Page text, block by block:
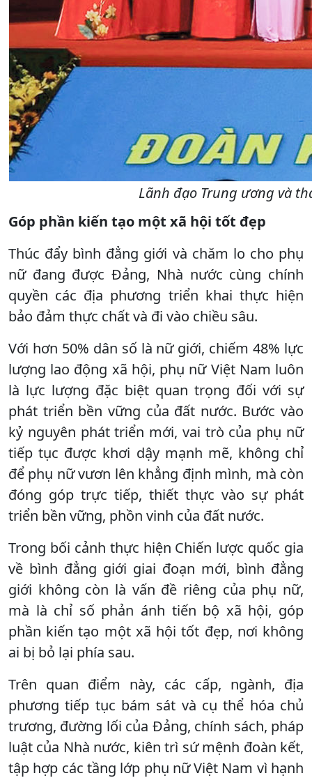
Lãnh đạo Trung ương và
Góp phần kiến tạo một xã hội tốt đẹp
Thúc đẩy bình đẳng giới và chăm lo cho phụ
nữ đang được Đảng, Nhà nước cùng chính
quyền các địa phương triển khai thực hiện
bảo đảm thực chất và đi vào chiều sâu.
Với hơn 50% dân số là nữ giới, chiếm 48% lực
lượng lao động xã hội, phụ nữ Việt Nam luôn
là lực lượng đặc biệt quan trọng đối với sự
phát triển bền vững của đất nước. Bước vào
kỷ nguyên phát triển mới, vai trò của phụ nữ
tiếp tục được khơi dậy mạnh mẽ, không chỉ
để phụ nữ vươn lên khẳng định mình, mà còn
đóng góp trực tiếp, thiết thực vào sự phát
triển bền vững, phồn vinh của đất nước.
Trong bối cảnh thực hiện Chiến lược quốc gia
về bình đẳng giới giai đoạn mới, bình đẳng
giới không còn là vấn đề riêng của phụ nữ,
mà là chỉ số phản ánh tiến bộ xã hội, góp
phần kiến tạo một xã hội tốt đẹp, nơi không
ai bị bỏ lại phía sau.
Trên quan điểm này, các cấp, ngành, địa
phương tiếp tục bám sát và cụ thể hóa chủ
trương, đường lối của Đảng, chính sách, pháp
luật của Nhà nước, kiên trì sứ mệnh đoàn kết,
tập hợp các tầng lớp phụ nữ Việt Nam vì hạnh